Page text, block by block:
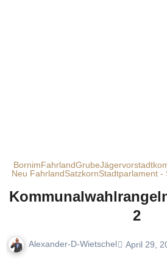
BornimFahrlandGrubeJägervorstadt
Neu FahrlandSatzkornStadtparlament -
2
Alexander-D-Wietschel April 29,